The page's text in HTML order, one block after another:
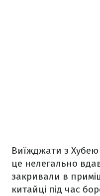
Виїжджати з
це нелегально
закривали в
китайці під час